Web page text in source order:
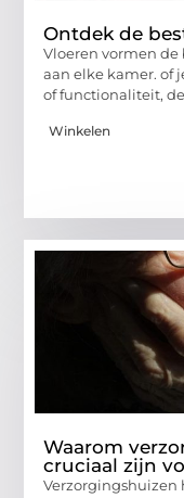
Ontdek de
Vloeren vormen de
aan elke kamer. of
of functionaliteit, de
Winkelen
Waarom
cruciaal zijn
Verzorgingshuizen